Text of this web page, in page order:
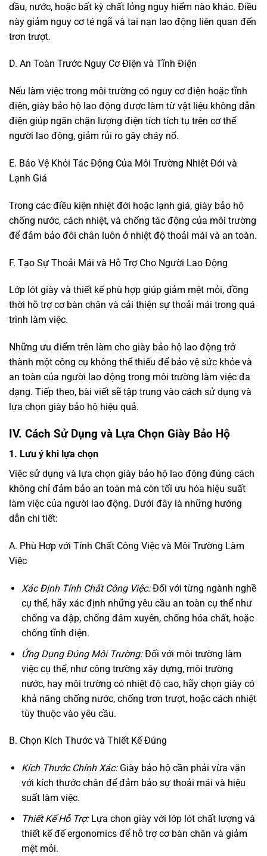
dầu, nước, hoặc bất kỳ chất lỏng nguy hiểm nào khác. Điều
này giảm nguy cơ té ngã và tai nạn lao động liên quan đến
trơn trượt.
D. An Toàn Trước Nguy Cơ Điện và Tĩnh Điện
Nếu làm việc trong môi trường có nguy cơ điện hoặc tĩnh
điện, giày bảo hộ lao động được làm từ vật liệu không dẫn
điện giúp ngăn chặn lượng điện tích tích tụ trên cơ thể
người lao động, giảm rủi ro gây cháy nổ.
E. Bảo Vệ Khỏi Tác Động Của Môi Trường Nhiệt Đới và
Lạnh Giá
Trong các điều kiện nhiệt đới hoặc lạnh giá, giày bảo hộ
chống nước, cách nhiệt, và chống tác động của môi trường
để đảm bảo đôi chân luôn ở nhiệt độ thoải mái và an toàn.
F. Tạo Sự Thoải Mái và Hỗ Trợ Cho Người Lao Động
Lớp lót giày và thiết kế phù hợp giúp giảm mệt mỏi, đồng
thời hỗ trợ cơ bàn chân và cải thiện sự thoải mái trong quá
trình làm việc.
Những ưu điểm trên làm cho giày bảo hộ lao động trở
thành một công cụ không thể thiếu để bảo vệ sức khỏe và
an toàn của người lao động trong môi trường làm việc đa
dạng. Tiếp theo, bài viết sẽ tập trung vào cách sử dụng và
lựa chọn giày bảo hộ hiệu quả.
IV. Cách Sử Dụng và Lựa Chọn Giày Bảo Hộ
1. Lưu ý khi lựa chọn
Việc sử dụng và lựa chọn giày bảo hộ lao động đúng cách
không chỉ đảm bảo an toàn mà còn tối ưu hóa hiệu suất
làm việc của người lao động. Dưới đây là những hướng
dẫn chi tiết:
A. Phù Hợp với Tính Chất Công Việc và Môi Trường Làm
Việc
Xác Định Tính Chất Công Việc:Đối với từng ngành nghề
cụ thể, hãy xác định những yêu cầu an toàn cụ thể như
chống va đập, chống đâm xuyên, chống hóa chất, hoặc
chống tĩnh điện.
Ứng Dụng Đúng Môi Trường:Đối với môi trường làm
việc cụ thể, như công trường xây dựng, môi trường
nước, hay môi trường có nhiệt độ cao, hãy chọn giày có
khả năng chống nước, chống trơn trượt, hoặc cách nhiệt
tùy thuộc vào yêu cầu.
B. Chọn Kích Thước và Thiết Kế Đúng
Kích Thước Chính Xác:Giày bảo hộ cần phải vừa vặn
với kích thước chân để đảm bảo sự thoải mái và hiệu
suất làm việc.
Thiết Kế Hỗ Trợ:Lựa chọn giày với lớp lót chất lượng và
thiết kế đế ergonomics để hỗ trợ cơ bàn chân và giảm
mệt mỏi.